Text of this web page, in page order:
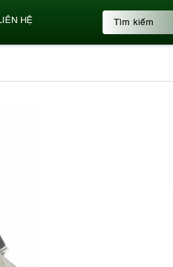
LIÊN HỆ